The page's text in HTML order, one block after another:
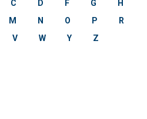
C D F G
H
M N O P
R
V W Y Z